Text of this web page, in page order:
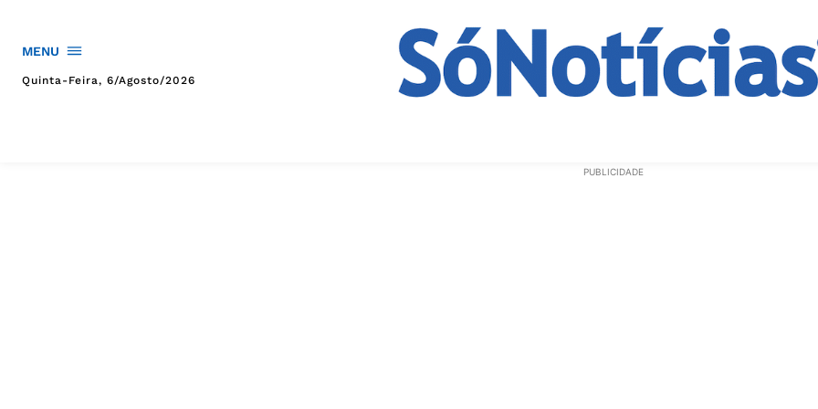
MENU
Quinta-Feira, 6/agosto/2026
PUBLICIDADE